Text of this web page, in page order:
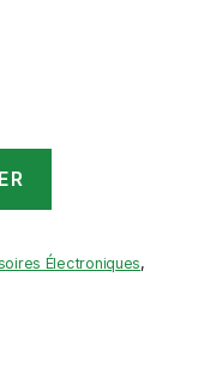
Électroniques,